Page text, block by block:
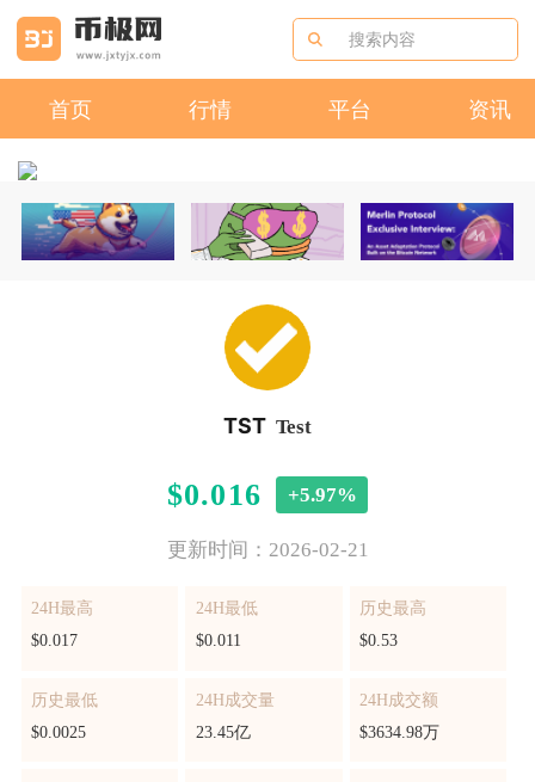
首页 行情 平台 资讯
TST Test
$0.016 +5.97%
更新时间：2026-02-21
24H最高
$0.017
24H最低
$0.011
历史最高
$0.53
历史最低
$0.0025
24H成交量
23.45亿
24H成交额
$3634.98万